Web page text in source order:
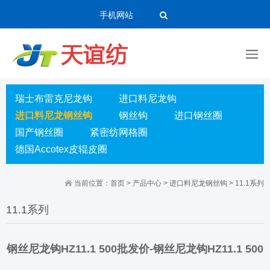
手机网站
瑞士布雷克尼龙钩
进口料尼龙钩
进口料尼龙钢丝钩
钢丝钩
进口钢丝圈
国产钢丝圈
紧密纺网格圈
德国Accotex皮辊皮圈
当前位置： 首页 > 产品中心 > 进口料尼龙钢丝钩 > 11.1系列
11.1系列
钢丝尼龙钩HZ11.1 500批发价-钢丝尼龙钩HZ11.1 500